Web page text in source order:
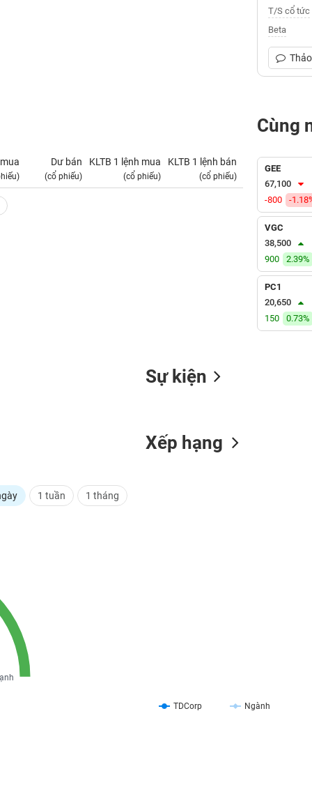
T/S cổ tức
Beta
Dư bán
(cổ phiếu)
KLTB 1 lệnh mua
(cổ phiếu)
KLTB 1 lệnh bán
(cổ phiếu)
Cùng
GEE
67,100
-800
-
VGC
38,500
900
2.39%
PC1
20,650
150
0.73%
Sự kiện
1 tuần 1 tháng
Xếp hạng
TDCorp Ngành